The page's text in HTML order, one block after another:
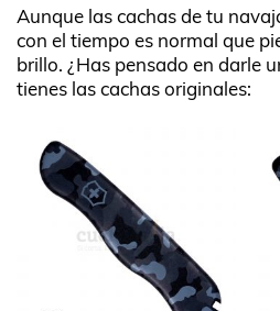
Aunque las cachas de tu
con el tiempo es normal que
brillo. ¿Has pensado en darle
tienes las cachas originales: